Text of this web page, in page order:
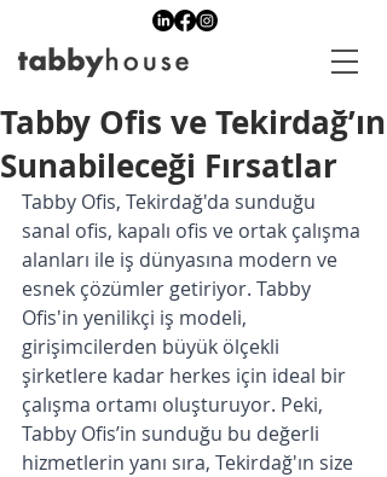
Tabby Ofis ve Tekirdağ’ın
Sunabileceği Fırsatlar
Tabby Ofis, Tekirdağ'da sunduğu
sanal ofis, kapalı ofis ve ortak çalışma
alanları ile iş dünyasına modern ve
esnek çözümler getiriyor. Tabby
Ofis'in yenilikçi iş modeli,
girişimcilerden büyük ölçekli
şirketlere kadar herkes için ideal bir
çalışma ortamı oluşturuyor. Peki,
Tabby Ofis’in sunduğu bu değerli
hizmetlerin yanı sıra, Tekirdağ'ın size